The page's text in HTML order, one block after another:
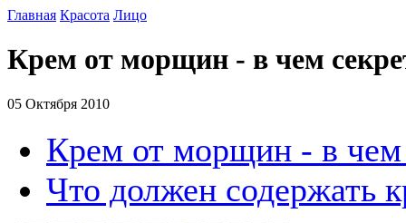
Главная Красота Лицо
Крем от морщин - в чем
05 Октября 2010
Крем от морщин - в чем
Что должен содержать